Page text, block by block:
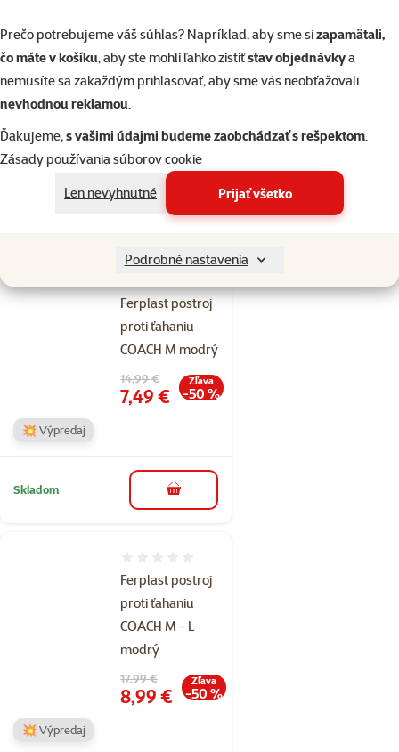
Prečo potrebujeme váš súhlas? Napríklad, aby sme sizapamätali,
čo máte v košíku, aby ste mohli ľahko zistiťstav objednávkya
nemusíte sa zakaždým prihlasovať, aby sme vás neobťažovali
nevhodnou reklamou.
Ďakujeme,s vašimi údajmi budeme zaobchádzať s rešpektom.
Zásady používania súborov cookie
Len nevyhnutné
Prijať všetko
Podrobné nastavenia
Ferplast vôdzka
25/120 modrá
Pôvodná cena
11,99 €
💥 Výpredaj
do košíka
Ferplast postroj
proti ťahaniu
COACH M modrý
Hodnotenie 0%
Pôvodná cena
14,99 €
Cena
7,49 €
Zľava
-50 %
💥 Výpredaj
Skladom do košíka
Ferplast postroj
proti ťahaniu
COACH M - L
modrý
Pôvodná cena
17,99 €
Cena
8,99 €
Zľava
-50 %
💥 Výpredaj